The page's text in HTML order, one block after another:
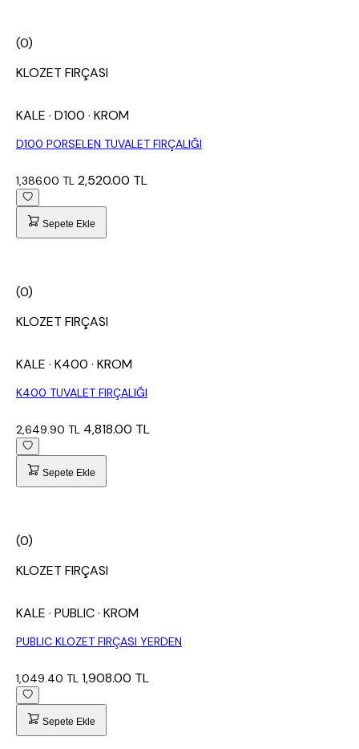
(0)
KLOZET FIRÇASI
KALE · D100 · KROM
D100 PORSELEN TUVALET FIRÇALIĞI
1,386.00 TL 2,520.00 TL
Sepete Ekle
(0)
KLOZET FIRÇASI
KALE · K400 · KROM
K400 TUVALET FIRÇALIĞI
2,649.90 TL 4,818.00 TL
Sepete Ekle
(0)
KLOZET FIRÇASI
KALE · PUBLIC· KROM
PUBLIC KLOZET FIRÇASI YERDEN
1,049.40 TL 1,908.00 TL
Sepete Ekle